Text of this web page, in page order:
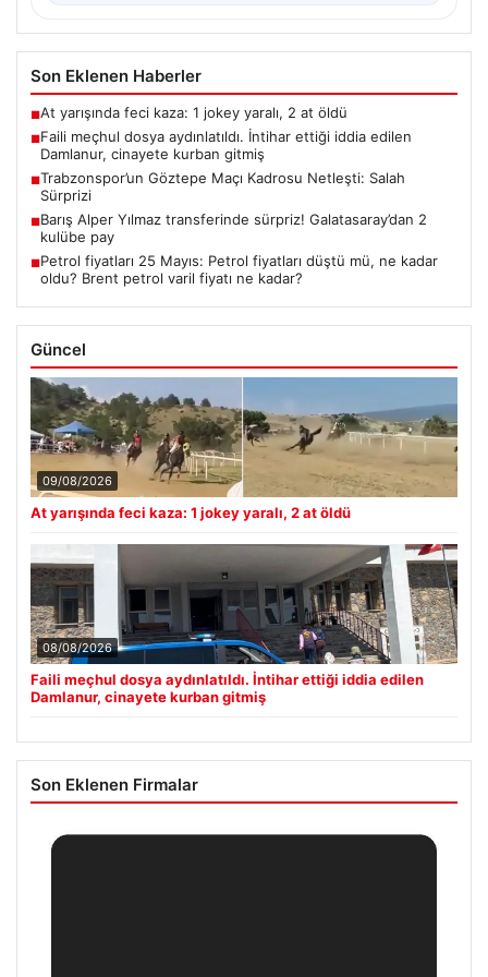
Son Eklenen Haberler
■At yarışında feci kaza: 1 jokey yaralı, 2 at öldü
■Faili meçhul dosya aydınlatıldı. İntihar ettiği iddia edilen
Damlanur, cinayete kurban gitmiş
■Trabzonspor’un Göztepe Maçı Kadrosu Netleşti: Salah
Sürprizi
■Barış Alper Yılmaz transferinde sürpriz! Galatasaray’dan 2
kulübe pay
■Petrol fiyatları 25 Mayıs: Petrol fiyatları düştü mü, ne kadar
oldu? Brent petrol varil fiyatı ne kadar?
Güncel
09/08/2026
At yarışında feci kaza: 1 jokey yaralı, 2 at öldü
08/08/2026
Faili meçhul dosya aydınlatıldı. İntihar ettiği iddia edilen
Damlanur, cinayete kurban gitmiş
Son Eklenen Firmalar